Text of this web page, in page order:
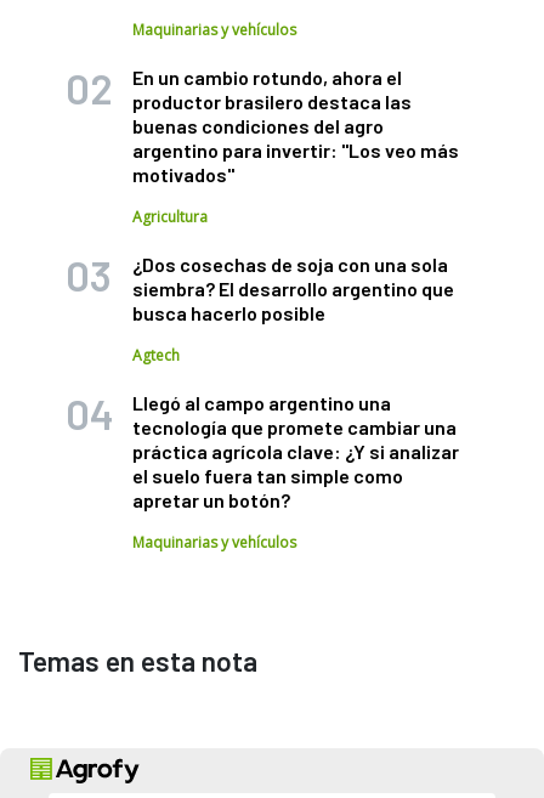
Maquinarias y vehículos
En un cambio rotundo, ahora el
productor brasilero destaca las
buenas condiciones del agro
argentino para invertir: "Los veo más
motivados"
Agricultura
¿Dos cosechas de soja con una sola
siembra? El desarrollo argentino que
busca hacerlo posible
Agtech
Llegó al campo argentino una
tecnología que promete cambiar una
práctica agrícola clave: ¿Y si analizar
el suelo fuera tan simple como
apretar un botón?
Maquinarias y vehículos
Temas en esta nota